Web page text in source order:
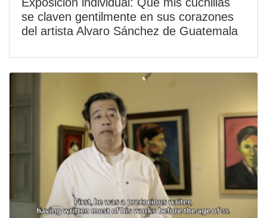
se claven gentilmente en sus corazones
del artista Alvaro Sánchez de Guatemala